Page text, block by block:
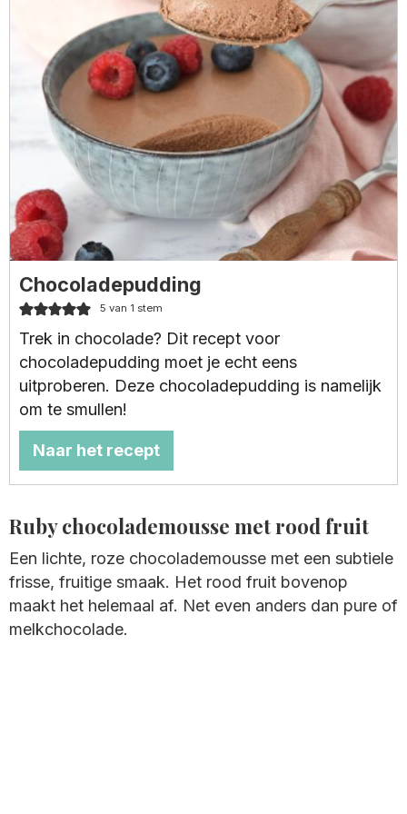
Chocoladepudding
5 van 1 stem
Trek in chocolade? Dit recept voor
chocoladepudding moet je echt eens
uitproberen. Deze chocoladepudding is namelijk
om te smullen!
Naar het recept
Ruby chocolademousse met rood fruit
Een lichte, roze chocolademousse met een subtiele
frisse, fruitige smaak. Het rood fruit bovenop
maakt het helemaal af. Net even anders dan pure of
melkchocolade.